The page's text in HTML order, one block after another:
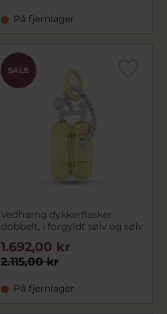
På fjernlager
SALE
Vedhæng dykkerflasker
dobbelt, i forgyldt sølv og sølv
2.115,00 kr
1.692,00 kr
På fjernlager